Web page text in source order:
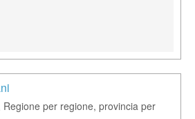
per regione, provincia per